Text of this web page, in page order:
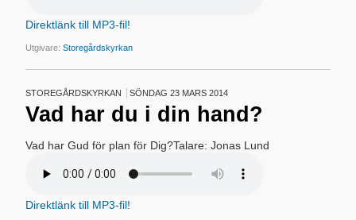
Direktlänk till MP3-fil!
Utgivare:Storegårdskyrkan
STOREGÅRDSKYRKAN SÖNDAG 23 MARS 2014
Vad har du i din hand?
Vad har Gud för plan för Dig?Talare: Jonas Lund
Direktlänk till MP3-fil!